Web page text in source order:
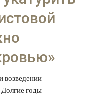
возведении
годы